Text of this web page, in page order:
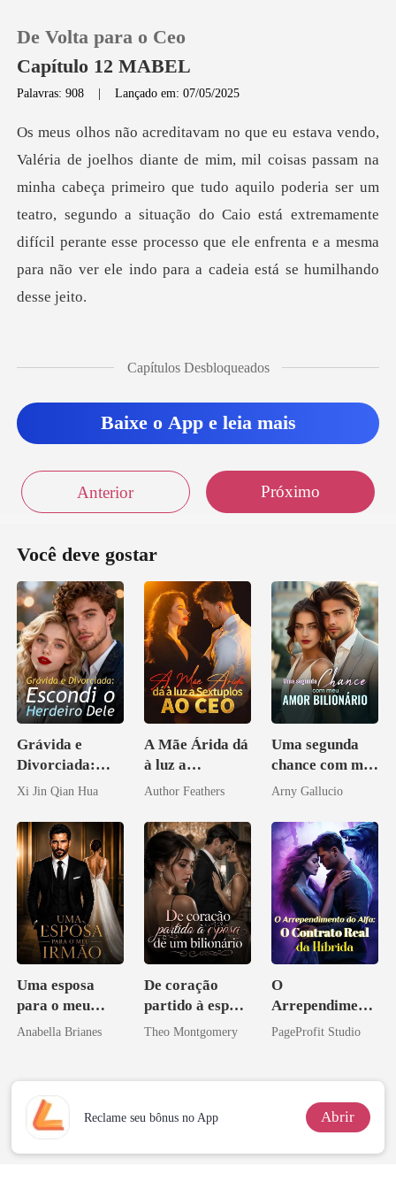
0
Loja
De Volta para o Ceo
Capítulo 12 MABEL
Palavras: 908 |Lançado em: 07/05/2025
a cabeça primeiro que tudo aquilo poderia ser um
teatro, segundo a situação do Caio está extremamente
difícil per
Capítulos Desbloqueados
Baixe o App e leia mais
Anterior Próximo
Você deve gostar
Grávida e
Divorciada:
Escondi o
Xi Jin Qian Hua
A Mãe Árida dá
à luz a
Sextuplos ao
Author Feathers
Uma segunda
chance com meu
amor bilionário
Arny Gallucio
Uma esposa
para o meu
irmão
Anabella Brianes
De coração
partido à esposa
de um bilionário
Theo Montgomery
O
Arrependiment
o do Alfa: O
PageProfit Studio
Reclame seu bônus no App Abrir